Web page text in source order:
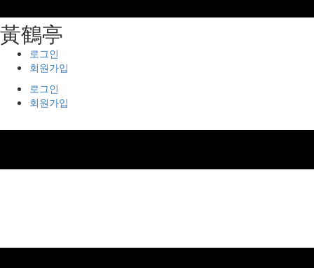
⿈鶴亭
로그인
회원가입
로그인
회원가입